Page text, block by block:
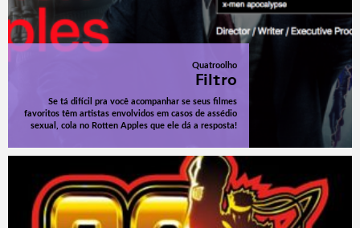
Quatroolho
Filtro
Se tá difícil pra você acompanhar se seus filmes
favoritos têm artistas envolvidos em casos de assédio
sexual, cola no Rotten Apples que ele dá a resposta!